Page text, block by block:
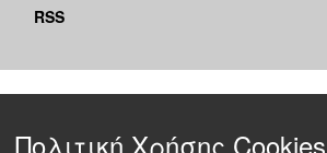
RSS
Πολιτική Χρήσης Cookies